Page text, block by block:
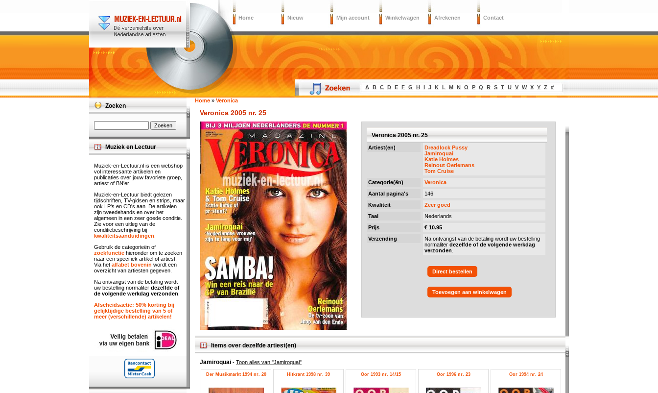
Home Nieuw Mijn account Winkelwagen Afrekenen Contact
A B C D E F G H I J K L M N O P Q R S T U V W X Y Z #
Home » Veronica
Veronica 2005 nr. 25
Veronica 2005 nr. 25
Artiest(en)
Dreadlock Pussy
Jamiroquai
Katie Holmes
Reinout Oerlemans
Tom Cruise
Categorie(ën)
Veronica
Aantal pagina's
146
Kwaliteit
Zeer goed
Taal
Nederlands
Prijs
€ 10.95
Verzending
Na ontvangst van de betaling wordt uw bestelling
normaliter dezelfde of de volgende werkdag
verzonden
Direct bestellen
Toevoegen aan winkelwagen
Items over dezelfde artiest(en)
Jamiroquai - Toon alles van "Jamiroquai"
Der Musikmarkt 1994 nr. 20 Hitkrant 1998 nr. 39 Oor 1993 nr. 14/15 Oor 1996 nr. 23 Oor 1994 nr. 24
Zoeken
Muziek en Lectuur
Muziek-en-Lectuur.nl is een webshop
vol interessante artikelen en
publicaties over jouw favoriete groep,
artiest of BN'er.
Muziek-en-Lectuur biedt gelezen
tijdschriften, TV-gidsen en strips, maar
ook LP's en CD's aan. De artikelen
zijn tweedehands en over het
algemeen in een zeer goede conditie.
Zie voor een uitleg van de
conditiebeschrijving bij
kwaliteitsaanduidingen
Gebruik de categorieën of
zoekfunctie hieronder om te zoeken
naar een specifiek artikel of artiest.
Via het alfabet bovenin wordt een
overzicht van artiesten gegeven.
Na ontvangst van de betaling wordt
uw bestelling normaliter dezelfde of
de volgende werkdag verzonden
Afscheidsactie: 50% korting bij
gelijktijdige bestelling van 5 of
meer (verschillende) artikelen!